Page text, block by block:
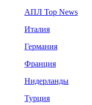
АПЛ Top News
Италия
Германия
Франция
Нидерланды
Турция